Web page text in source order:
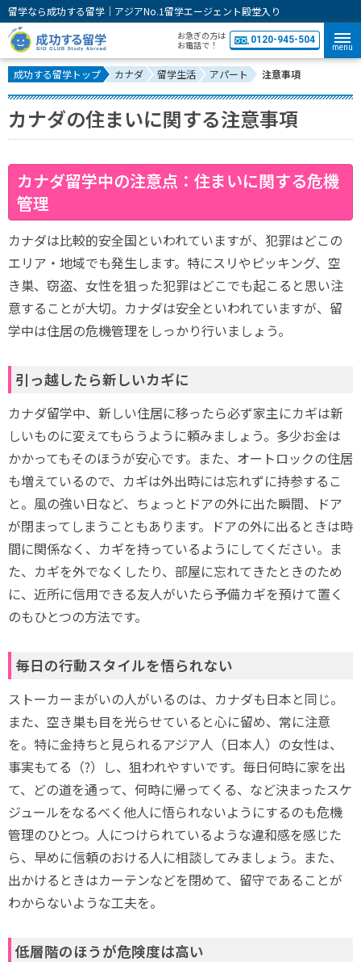
留学なら成功する留学｜アジアNo.1留学エージェント殿堂入り
お急ぎの方は
お電話で！
0120-945-504
menu
成功する留学トップ カナダ 留学生活 アパート 注意事項
カナダの住まいに関する注意事項
カナダ留学中の注意点：住まいに関する危機
管理
カナダは比較的安全国といわれていますが、犯罪はどこの
エリア・地域でも発生します。特にスリやピッキング、空
き巣、窃盗、女性を狙った犯罪はどこでも起こると思い注
意することが大切。カナダは安全といわれていますが、留
学中は住居の危機管理をしっかり行いましょう。
引っ越したら新しいカギに
カナダ留学中、新しい住居に移ったら必ず家主にカギは新
しいものに変えてもらうように頼みましょう。多少お金は
かかってもそのほうが安心です。また、オートロックの住居
も増えているので、カギは外出時には忘れずに持参するこ
と。風の強い日など、ちょっとドアの外に出た瞬間、ドア
が閉まってしまうこともあります。ドアの外に出るときは時
間に関係なく、カギを持っているようにしてください。ま
た、カギを外でなくしたり、部屋に忘れてきたときのため
に、近所に信用できる友人がいたら予備カギを預けて置く
のもひとつの方法です。
毎日の行動スタイルを悟られない
ストーカーまがいの人がいるのは、カナダも日本と同じ。
また、空き巣も目を光らせていると心に留め、常に注意
を。特に金持ちと見られるアジア人（日本人）の女性は、
事実もてる（?）し、狙われやすいです。毎日何時に家を出
て、どの道を通って、何時に帰ってくる、など決まったスケ
ジュールをなるべく他人に悟られないようにするのも危機
管理のひとつ。人につけられているような違和感を感じた
ら、早めに信頼のおける人に相談してみましょう。また、
出かけるときはカーテンなどを閉めて、留守であることが
わからないような工夫を。
低層階のほうが危険度は高い